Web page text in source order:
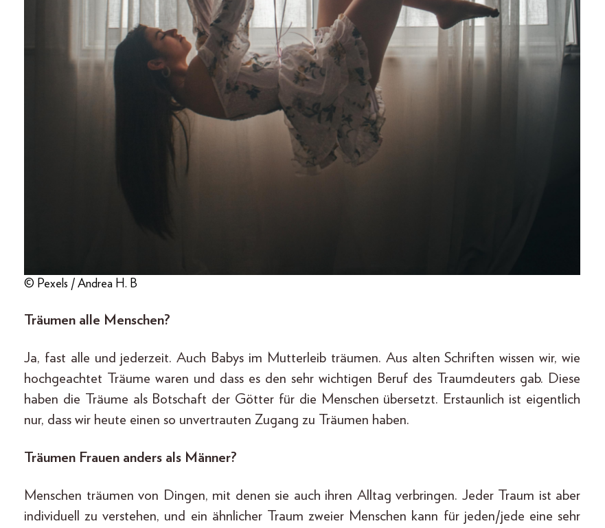
© Pexels / Andrea H. B
Träumen alle Menschen?
Ja, fast alle und jederzeit. Auch Babys im Mutterleib träumen. Aus alten Schriften wissen wir, wie
hochgeachtet Träume waren und dass es den sehr wichtigen Beruf des Traumdeuters gab. Diese
haben die Träume als Botschaft der Götter für die Menschen übersetzt. Erstaunlich ist eigentlich
nur, dass wir heute einen so unvertrauten Zugang zu Träumen haben.
Träumen Frauen anders als Männer?
Menschen träumen von Dingen, mit denen sie auch ihren Alltag verbringen. Jeder Traum ist aber
individuell zu verstehen, und ein ähnlicher Traum zweier Menschen kann für jeden/jede eine sehr